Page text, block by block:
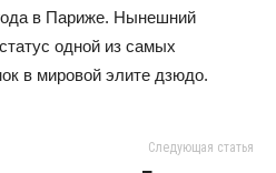
в Париже. Нынешний
одной из самых
в мировой элите дзюдо.
Следующая статья